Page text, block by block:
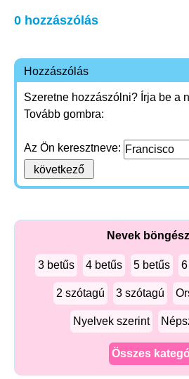
0 hozzászólás
Hozzászólás
Szeretne hozzászólni? Írja be a
Tovább gombra:
Az Ön keresztneve:
Nevek
3 betűs 4 betűs 5 betűs
2 szótagú 3 szótagú
Nyelvek szerint
Összes